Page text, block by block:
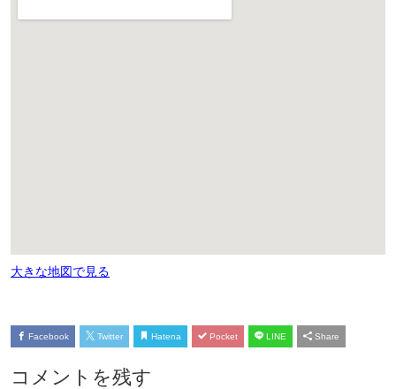
大きな地図で見る
Facebook Twitter Hatena Pocket LINE Share
コメントを残す